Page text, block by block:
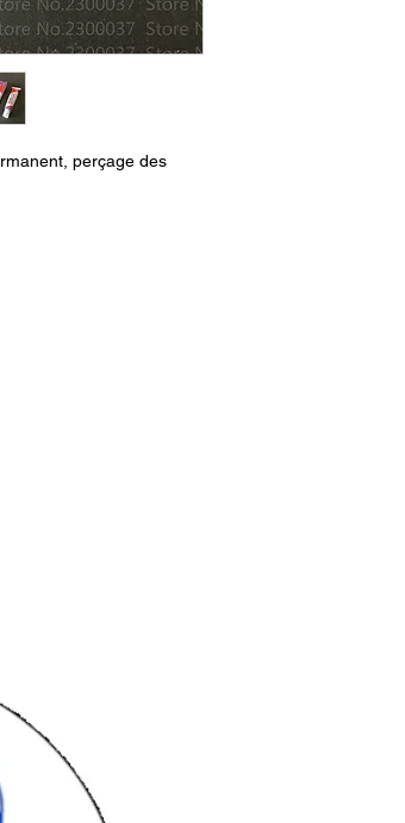
perçage des